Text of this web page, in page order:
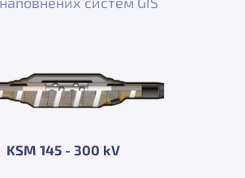
KSM 145 - 300 kV